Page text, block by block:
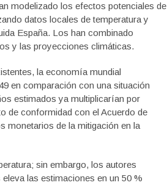
modelizado los efectos potenciales de
datos locales de temperatura y
España. Los han combinado
y las proyecciones climáticas.
la economía mundial
en comparación con una situación
estimados ya multiplicarían por
de conformidad con el Acuerdo de
monetarios de la mitigación en la
sin embargo, los autores
las estimaciones en un 50 %